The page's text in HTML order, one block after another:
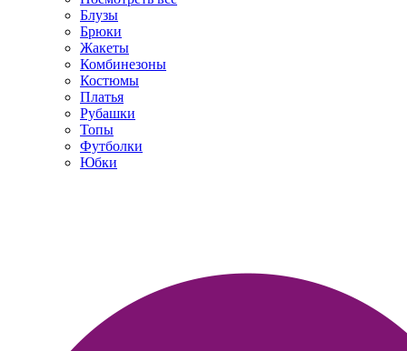
Блузы
Брюки
Жакеты
Комбинезоны
Костюмы
Платья
Рубашки
Топы
Футболки
Юбки